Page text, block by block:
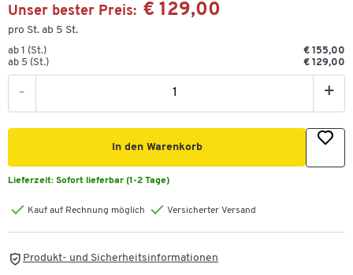
Unser bester Preis: € 129,00
pro St. ab 5 St.
ab 1 (St.)
€ 155,00
ab 5 (St.)
€ 129,00
- +
In den Warenkorb
Lieferzeit: Sofort lieferbar (1-2 Tage)
Kauf auf Rechnung möglich Versicherter Versand
Produkt- und Sicherheitsinformationen